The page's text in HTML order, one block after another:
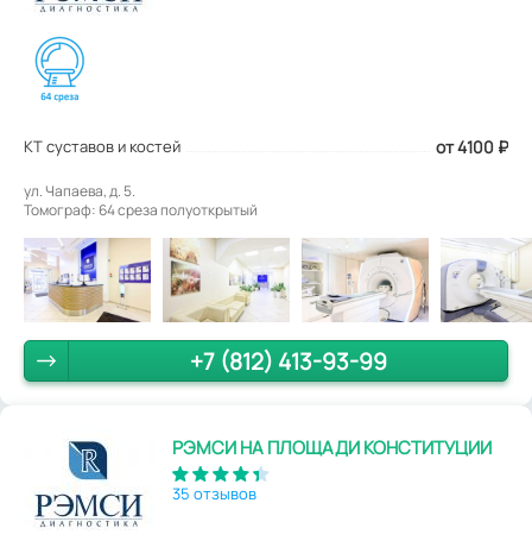
КТ суставов и костей от 4100 ₽
ул. Чапаева, д. 5.
Томограф: 64 среза полуоткрытый
+7 (812) 413-93-99
РЭМСИ НА ПЛОЩАДИ КОНСТИТУЦИИ
35 отзывов